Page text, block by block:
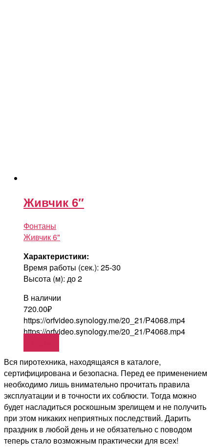
Живчик 6″
Фонтаны
Живчик 6"
Характеристики:
Время работы (сек.): 25-30
Высота (м): до 2
В наличии
720.00₽
https://orfvideo.synology.me/20_21/P4068.mp4
https://orfvideo.synology.me/20_21/P4068.mp4
Вся пиротехника, находящаяся в каталоге,
сертифицирована и безопасна. Перед ее применением
необходимо лишь внимательно прочитать правила
эксплуатации и в точности их соблюсти. Тогда можно
будет насладиться роскошным зрелищем и не получить
при этом никаких неприятных последствий. Дарить
праздник в любой день и не обязательно с поводом
теперь стало возможным практически для всех!